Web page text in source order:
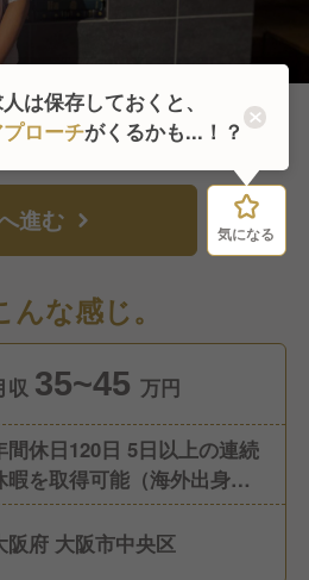
この求人を検討中
進む 気になる
な感じ。
収 35~45 万円
間休日120日 5日以上の連続
暇を取得可能（海外出身の
タッフが、帰省で2週間休暇
取ることもよくありま
阪府 大阪市中央区
気になる
は保存しておくと、
ローチがくるかも...！？